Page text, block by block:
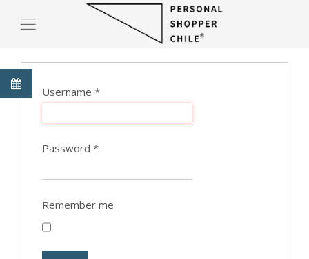
Username *
Password *
Remember me